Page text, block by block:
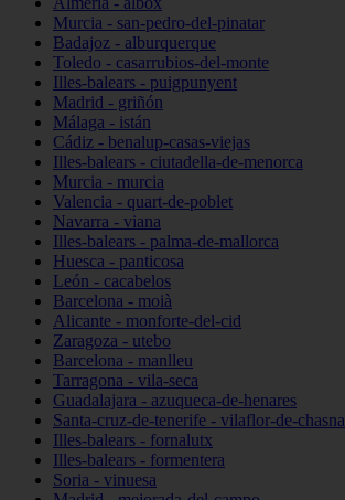
Murcia - san-pedro-del-pinatar
Badajoz - alburquerque
Toledo - casarrubios-del-monte
Illes-balears - puigpunyent
Madrid - griñón
Málaga - istán
Cádiz - benalup-casas-viejas
Illes-balears - ciutadella-de-menorca
Murcia - murcia
Valencia - quart-de-poblet
Navarra - viana
Illes-balears - palma-de-mallorca
Huesca - panticosa
León - cacabelos
Barcelona - moià
Alicante - monforte-del-cid
Zaragoza - utebo
Barcelona - manlleu
Tarragona - vila-seca
Guadalajara - azuqueca-de-henares
Santa-cruz-de-tenerife - vilaflor-de-chasna
Illes-balears - fornalutx
Illes-balears - formentera
Soria - vinuesa